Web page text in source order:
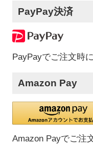
PayPay決済
PayPayでご注文時
Amazon Pay
Amazon Payでご注